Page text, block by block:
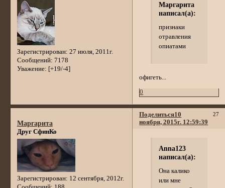
Зарегистрирован: 27 июля, 2011г.
Сообщений: 7178
Уважение: [+19/-4]
Маргарита
написал(а):
признаки
отравления
опиатами
офигеть...
0
Поделиться 27
10
ноября, 2015г. 12:59:39
Маргарита
Друг СфинКо
Зарегистрирован: 12 сентября, 2012г.
Anna123
написал(а):
Она калико
или мне